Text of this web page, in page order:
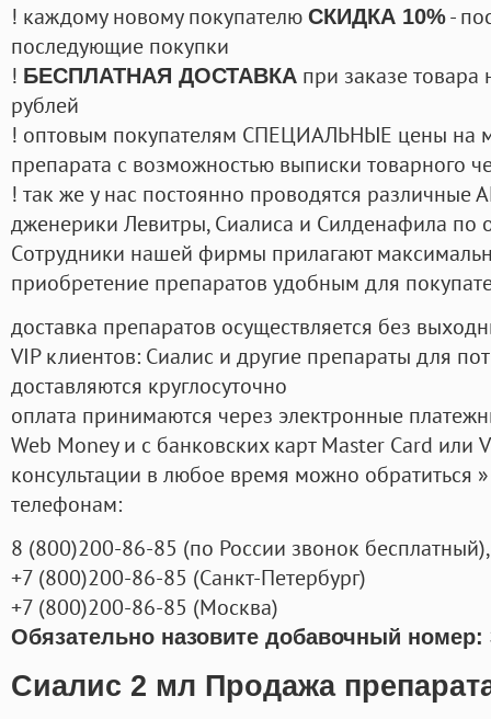
! каждому новому покупателю СКИДКА 10%-
последующие покупки
! БЕСПЛАТНАЯ ДОСТАВКА при заказе
рублей
! оптовым покупателям СПЕЦИАЛЬНЫЕ цены на
препарата с возможностью выписки товарного
! так же у нас постоянно проводятся
дженерики Левитры, Сиалиса и Силденафила по
Cотрудники нашей фирмы прилагают
приобретение препаратов удобным для
доставка препаратов осуществляется без
VIP клиентов: Сиалис и другие препараты для
доставляются круглосуточно
оплата принимаются через электронные
Web Money и с банковских карт Master Card или
консультации в любое время можно обратиться
телефонам:
8 (800)200-86-85 (по России звонок бесплатный),
+7 (800)200-86-85 (Санкт-Петербург)
+7 (800)200-86-85 (Москва)
Обязательно назовите добавочный номер:
Сиалис 2 мл Продажа